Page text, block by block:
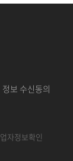
정보 수신동의
자정보확인